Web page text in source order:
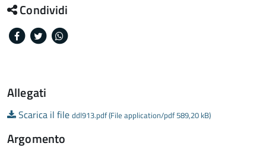
Condividi
Facebook
Twitter
Allegati
Scarica il file ddl913.pdf (File application/pdf 589,20 kB)
Argomento